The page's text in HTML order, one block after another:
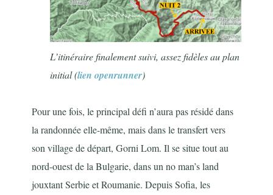
L’itinéraire finalement suivi, assez fidèles au plan
initial (lien openrunner)
Pour une fois, le principal défi n’aura pas résidé dans
la randonnée elle-même, mais dans le transfert vers
son village de départ, Gorni Lom. Il se situe tout au
nord-ouest de la Bulgarie, dans un no man’s land
jouxtant Serbie et Roumanie. Depuis Sofia, les